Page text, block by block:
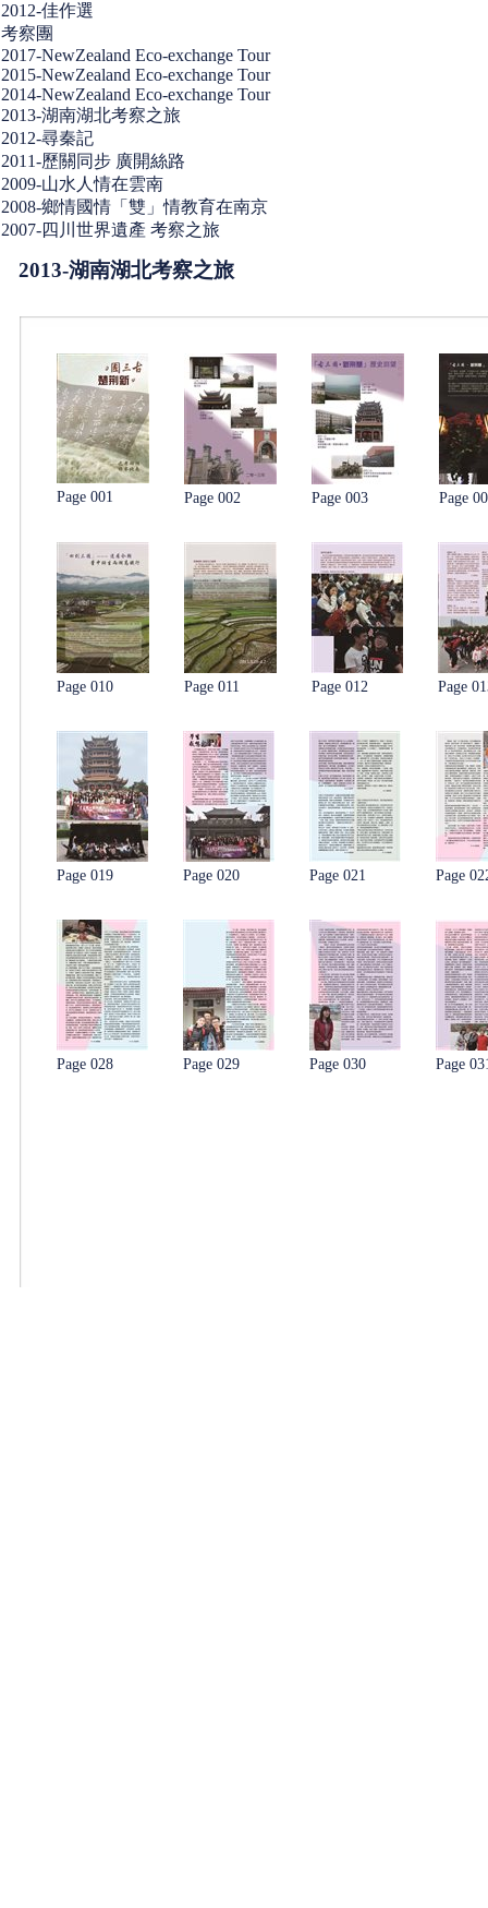
2012-佳作選
考察團
2017-NewZealand Eco-exchange Tour
2015-NewZealand Eco-exchange Tour
2014-NewZealand Eco-exchange Tour
2013-湖南湖北考察之旅
2012-尋秦記
2011-歷關同步 廣開絲路
2009-山水人情在雲南
2008-鄉情國情「雙」情教育在南京
2007-四川世界遺產 考察之旅
2013-湖南湖北考察之旅
Page 001 Page 002 Page 003 Page
Page 010 Page 011 Page 012 Page
Page 019 Page 020 Page 021 Page
Page 028 Page 029 Page 030 Page